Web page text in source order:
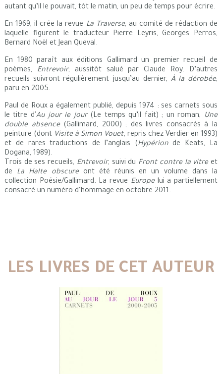
autant qu’il le pouvait, tôt le matin, un peu de temps pour écrire.
En 1969, il crée la revue La Traverse, au comité de rédaction de
laquelle figurent le traducteur Pierre Leyris, Georges Perros,
Bernard Noël et Jean Queval.
En 1980 paraît aux éditions Gallimard un premier recueil de
poèmes, Entrevoir, aussitôt salué par Claude Roy. D’autres
recueils suivront régulièrement jusqu’au dernier, À la dérobée,
paru en 2005.
Paul de Roux a également publié, depuis 1974 : ses carnets sous
le titre d'Au jour le jour(Le temps qu’il fait) ; un roman,
Une
double absence (Gallimard, 2000) ; des livres consacrés à la
peinture (dont Visite à Simon Vouet, repris chez Verdier en 1993)
et de rares traductions de l’anglais (Hypérionde Keats, La
Dogana, 1989).
Trois de ses recueils, Entrevoir, suivi du Front contre la vitreet
de La Halte obscureont été réunis en un volume dans la
collection Poésie/Gallimard. La revue Europelui a partiellement
consacré un numéro d’hommage en octobre 2011.
LES LIVRES DE CET AUTEUR